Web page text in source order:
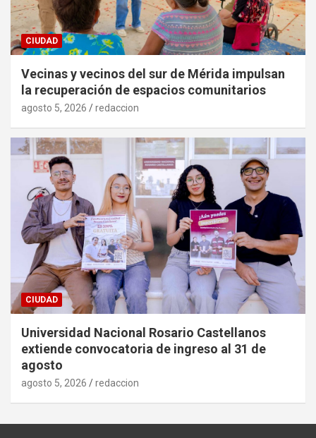
CIUDAD
Vecinas y vecinos del sur de Mérida impulsan
la recuperación de espacios comunitarios
agosto 5, 2026 redaccion
CIUDAD
Universidad Nacional Rosario Castellanos
extiende convocatoria de ingreso al 31 de
agosto
agosto 5, 2026 redaccion